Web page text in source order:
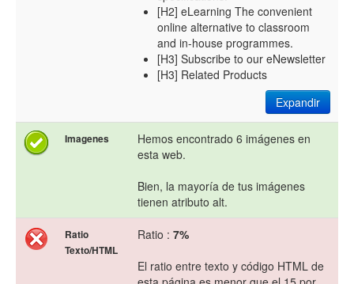
[H2] eLearning The convenient
online alternative to classroom
and in-house programmes.
[H3] Subscribe to our eNewsletter
[H3] Related Products
Expandir
Imagenes
Hemos encontrado 6 imágenes en
esta web.
Bien, la mayoría de tus imágenes
tienen atributo alt.
Ratio
Texto/HTML
Ratio : 7%
El ratio entre texto y código HTML de